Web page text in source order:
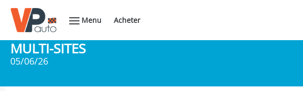
Menu Acheter
MULTI-SITES
05/06/26